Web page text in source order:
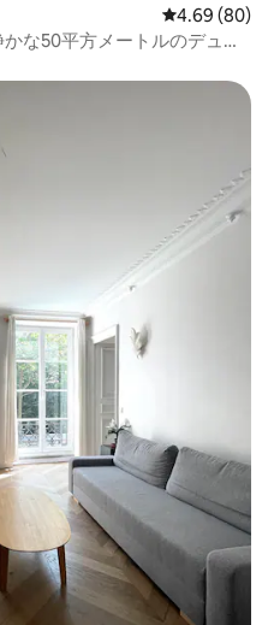
レビュー80件
4.69 (80)
な50平方メートルのデュプ